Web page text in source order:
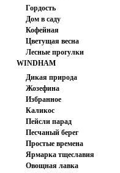
PRINTS
Гордость
Дом в саду
Кофейная
Цветущая весна
Лесные прогулки
WINDHAM
FABRICS
Дикая природа
Жозефина
Избранное
Каликос
Пейсли парад
Песчаный берег
Простые времена
Ярмарка тщеславия
Овощная лавка